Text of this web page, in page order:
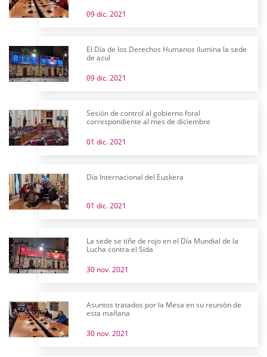
09 dic. 2021
El Día de los Derechos Humanos ilumina la sede
de azul
09 dic. 2021
Sesión de control al gobierno foral
correspondiente al mes de diciembre
01 dic. 2021
Día Internacional del Euskera
01 dic. 2021
La sede se tiñe de rojo en el Día Mundial de la
Lucha contra el Sida
30 nov. 2021
Asuntos tratados por la Mesa en su reunión de
esta mañana
30 nov. 2021